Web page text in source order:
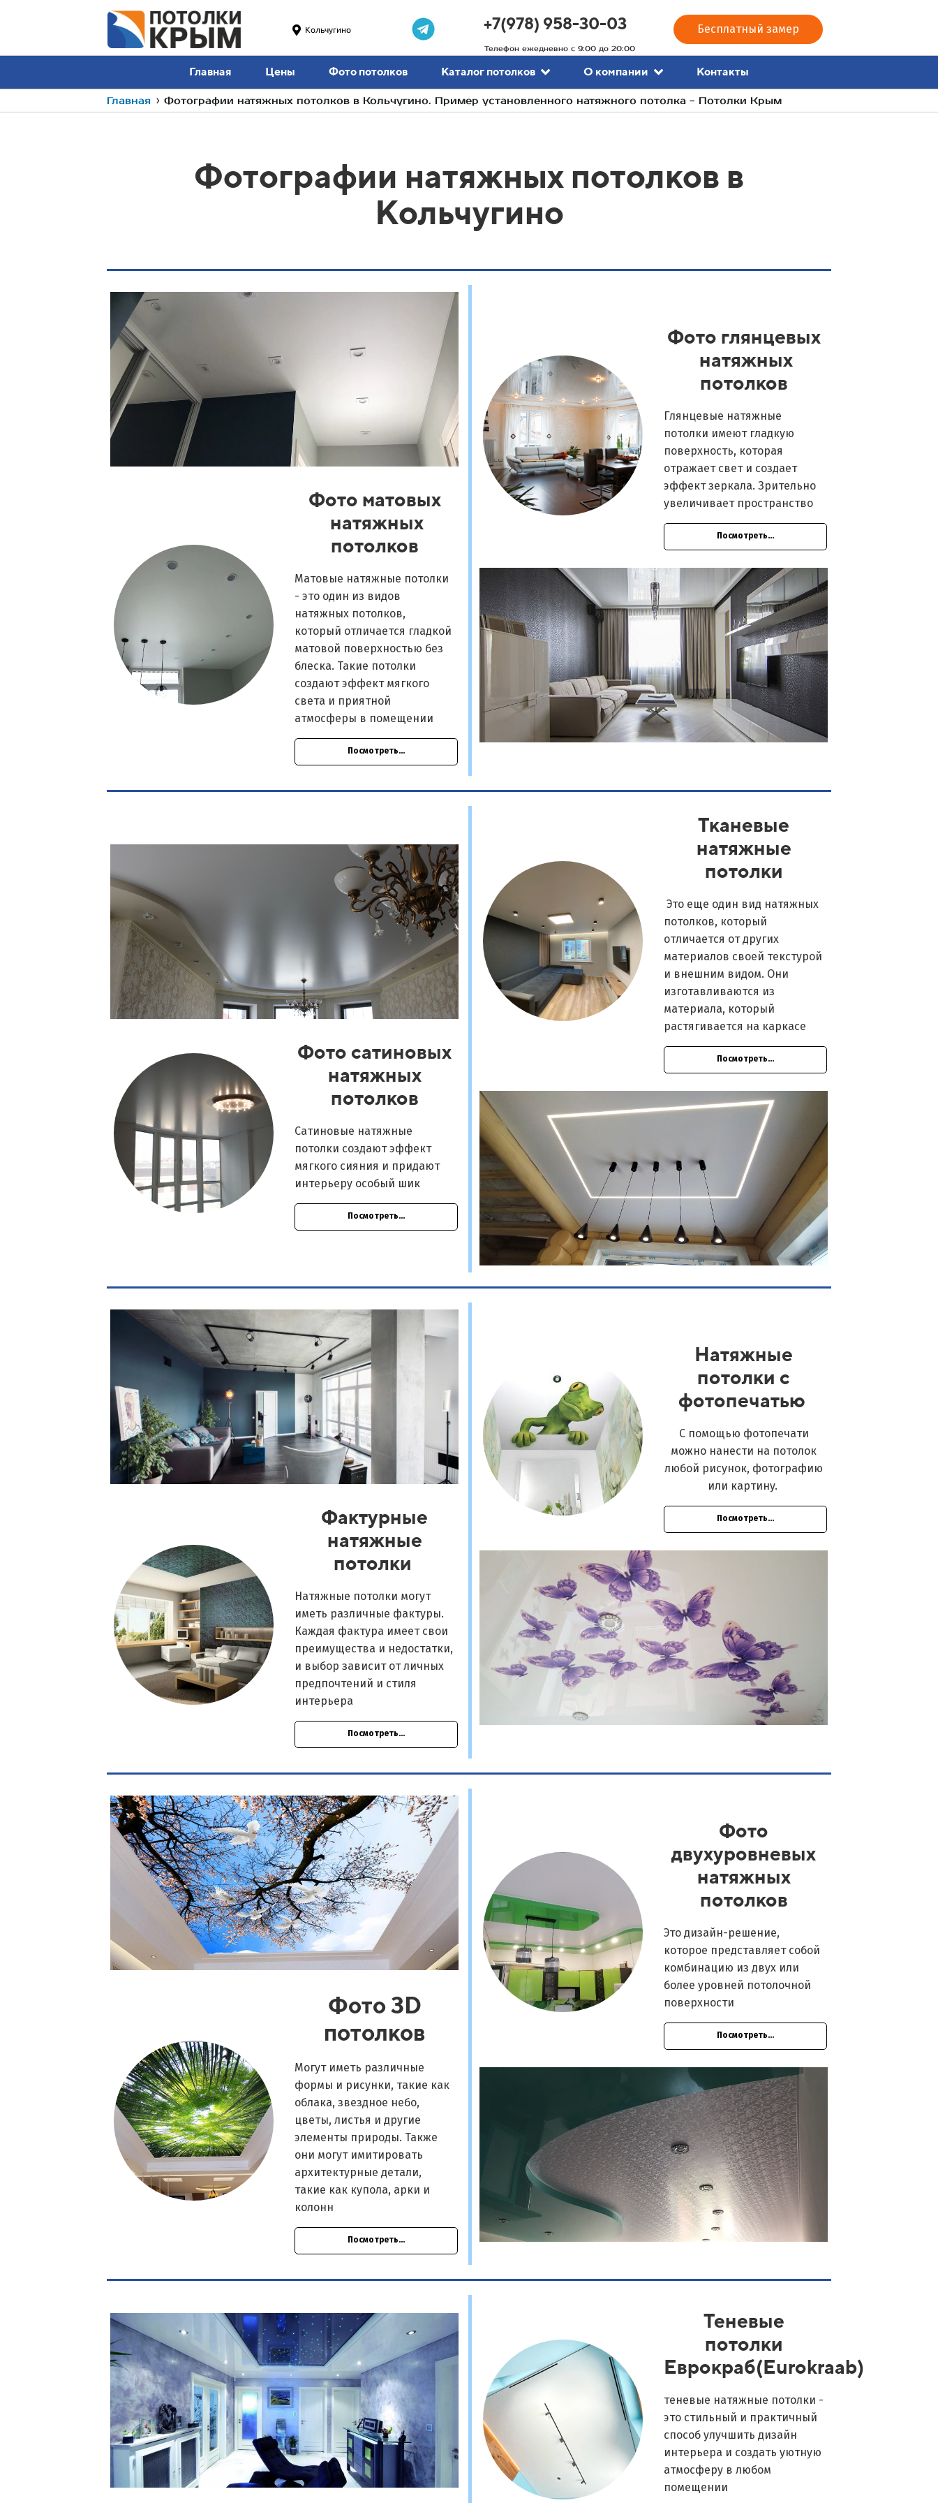
Кольчугино +7(978) 958-30-03
Телефон ежедневно с 9:00 до 20:00
Бесплатный замер
Главная Цены Фото потолков Каталог потолков О компании Контакты
Главная › Фотографии натяжных потолков в Кольчугино. Пример установленного натяжного потолка - Потолки Крым
Фотографии натяжных потолков в
Кольчугино
Фото матовых
натяжных
потолков
Матовые натяжные потолки
- это один из видов
натяжных потолков,
который отличается гладкой
матовой поверхностью без
блеска. Такие потолки
создают эффект мягкого
света и приятной
атмосферы в помещении
Посмотреть...
Фото глянцевых
натяжных
потолков
Глянцевые натяжные
потолки имеют гладкую
поверхность, которая
отражает свет и создает
эффект зеркала. Зрительно
увеличивает пространство
Посмотреть...
Фото сатиновых
натяжных
потолков
Сатиновые натяжные
потолки создают эффект
мягкого сияния и придают
интерьеру особый шик
Посмотреть...
Тканевые
натяжные
потолки
Это еще один вид натяжных
потолков, который
отличается от других
материалов своей текстурой
и внешним видом. Они
изготавливаются из
материала, который
растягивается на каркасе
Посмотреть...
Фактурные
натяжные
потолки
Натяжные потолки могут
иметь различные фактуры.
Каждая фактура имеет свои
преимущества и недостатки,
и выбор зависит от личных
предпочтений и стиля
интерьера
Посмотреть...
Натяжные
потолки с
фотопечатью
С помощью фотопечати
можно нанести на потолок
любой рисунок, фотографию
или картину.
Посмотреть...
Фото 3D
потолков
Могут иметь различные
формы и рисунки, такие как
облака, звездное небо,
цветы, листья и другие
элементы природы. Также
они могут имитировать
архитектурные детали,
такие как купола, арки и
колонн
Посмотреть...
Фото
двухуровневых
натяжных
потолков
Это дизайн-решение,
которое представляет собой
комбинацию из двух или
более уровней потолочной
поверхности
Посмотреть...
Теневые
потолки
Еврокраб(Eurokraab)
теневые натяжные потолки -
это стильный и практичный
способ улучшить дизайн
интерьера и создать уютную
атмосферу в любом
помещении